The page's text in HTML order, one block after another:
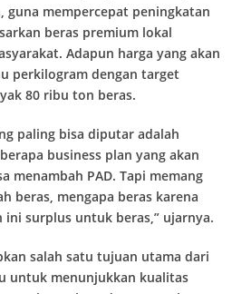
guna mempercepat peningkatan
beras premium lokal
Adapun harga yang akan
perkilogram dengan target
80 ribu ton beras.
paling bisa diputar adalah
business plan yang akan
menambah PAD. Tapi memang
beras, mengapa beras karena
ini surplus untuk beras,” ujarnya.
salah satu tujuan utama dari
untuk menunjukkan kualitas